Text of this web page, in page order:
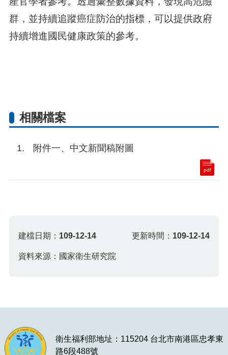
群，並持續追蹤癌症防治的指標，可以提供政府
持續增進國民健康政策的參考。
相關檔案
附件一、中文新聞稿附圖
pdf
建檔日期： 109-12-14 更新時間： 109-12-14
資料來源：國家衛生研究院
衛生福利部地址：115204 台北市南港區忠孝東
路6段488號